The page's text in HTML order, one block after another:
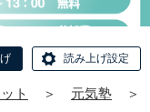
読み上げ設定
ト ＞ 元気塾
＞